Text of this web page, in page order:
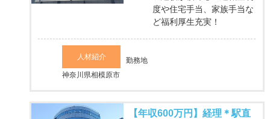
度や住宅手当、家族手当な
ど福利厚生充実！
人材紹介
勤務地
神奈川県相模原市
【年収600万円】経理＊駅直